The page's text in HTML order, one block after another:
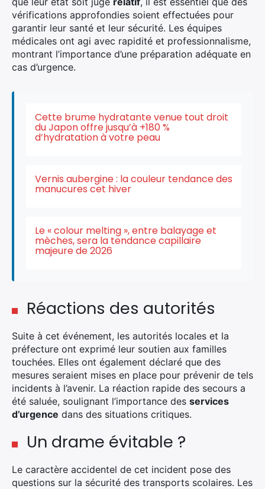
vérifications approfondies soient effectuées pour
garantir leur santé et leur sécurité. Les équipes
médicales ont agi avec rapidité et professionnalisme,
montrant l’importance d’une préparation adéquate en
cas d’urgence.
Cette brume hydratante venue tout droit
du Japon offre jusqu’à +180 %
d’hydratation à votre peau
Vernis aubergine : la couleur tendance des
manucures cet hiver
Le « colour melting », entre balayage et
mèches, sera la tendance capillaire
majeure de 2026
Réactions des autorités
Suite à cet événement, les autorités locales et la
préfecture ont exprimé leur soutien aux familles
touchées. Elles ont également déclaré que des
mesures seraient mises en place pour prévenir de tels
incidents à l’avenir. La réaction rapide des secours a
été saluée, soulignant l’importance des services
d’urgence dans des situations critiques.
Un drame évitable ?
Le caractère accidentel de cet incident pose des
questions sur la sécurité des transports scolaires. Les
: